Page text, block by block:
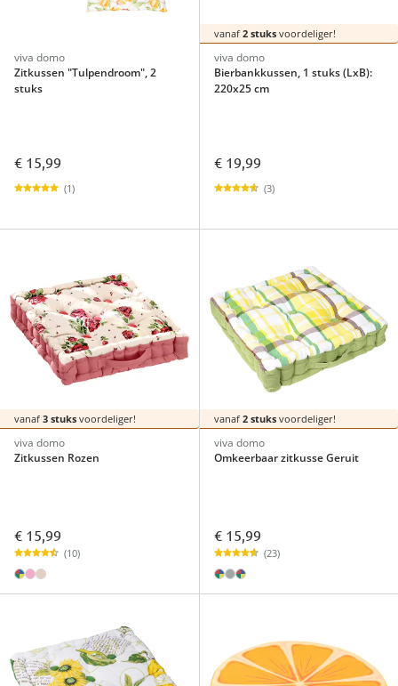
viva domo
Zitkussen "Tulpendroom", 2
stuks
€ 15,99
(1)
vanaf 2 stuksvoordeliger!
viva domo
Bierbankkussen, 1 stuks (LxB):
220x25 cm
€ 19,99
(3)
vanaf 3 stuks voordeliger!
viva domo
Zitkussen Rozen
€ 15,99
(10)
vanaf 2 stuksvoordeliger!
viva domo
Omkeerbaar zitkusse Geruit
€ 15,99
(23)